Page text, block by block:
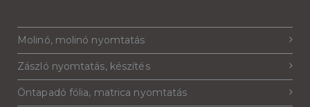
Molinó, molinó nyomtatás
Zászló nyomtatás, készítés
Öntapadó fólia, matrica nyomtatás